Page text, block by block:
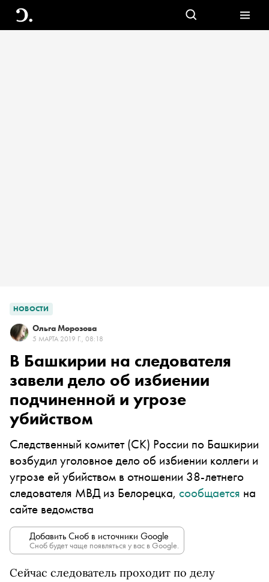
НОВОСТИ
Ольга Морозова
5 МАРТА 2019 Г., 08:18
В Башкирии на следователя
завели дело об избиении
подчиненной и угрозе
убийством
Следственный комитет (СК) России по Башкирии
возбудил уголовное дело об избиении коллеги и
угрозе ей убийством в отношении 38-летнего
следователя МВД из Белорецка, сообщается на
сайте ведомства
Добавить Сноб в источники Google
Сноб будет чаще появляться у вас в Google.
Сейчас следователь проходит по делу